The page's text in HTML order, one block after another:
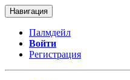
Навигация
Палмдейл
Войти
Регистрация